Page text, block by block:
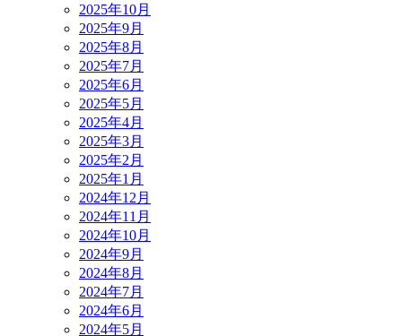
2025年10月
2025年9月
2025年8月
2025年7月
2025年6月
2025年5月
2025年4月
2025年3月
2025年2月
2025年1月
2024年12月
2024年11月
2024年10月
2024年9月
2024年8月
2024年7月
2024年6月
2024年5月